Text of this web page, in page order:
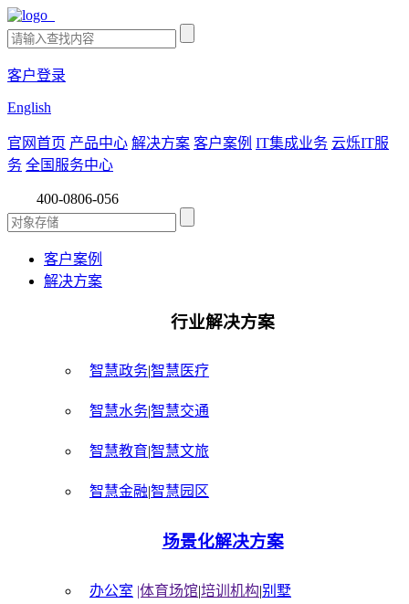
客户登录
English
官网首页 产品中心 解决方案 客户案例 IT集成业务 云烁IT服
务 全国服务中心
400-0806-056
客户案例
解决方案
行业解决方案
智慧政务|智慧医疗
智慧水务|智慧交通
智慧教育|智慧文旅
智慧金融|智慧园区
场景化解决方案
办公室 |体育场馆|培训机构|别墅